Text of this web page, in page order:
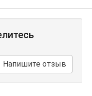
Напишите отзыв